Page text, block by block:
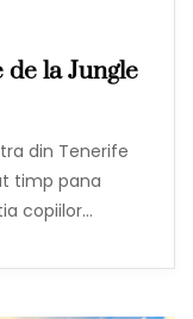
la Jungle
din Tenerife
timp pana
copiilor…